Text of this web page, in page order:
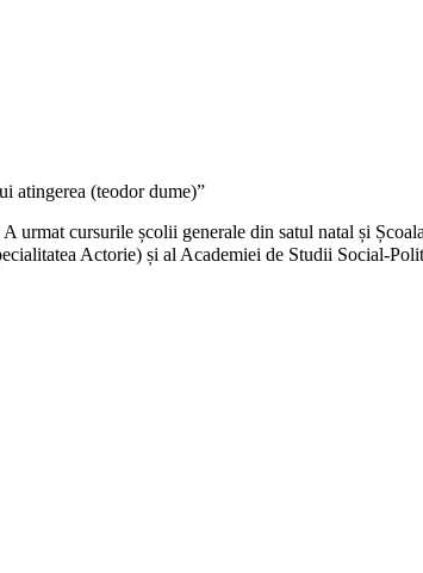
atingerea (teodor dume)”
cursurile școlii generale din satul natal și
Actorie) și al Academiei de Studii Social-